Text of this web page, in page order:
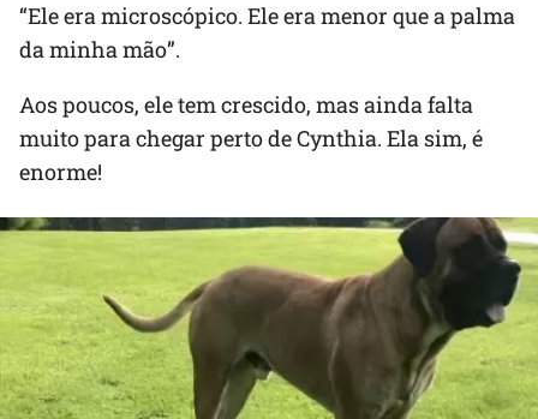
“Ele era microscópico. Ele era menor que a palma
da minha mão”.
Aos poucos, ele tem crescido, mas ainda falta
muito para chegar perto de Cynthia. Ela sim, é
enorme!